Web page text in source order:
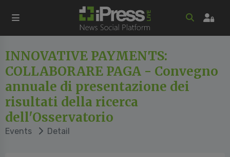
INNOVATIVE PAYMENTS:
COLLABORARE PAGA - Convegno
annuale di presentazione dei
risultati della ricerca
dell'Osservatorio
Events Detail